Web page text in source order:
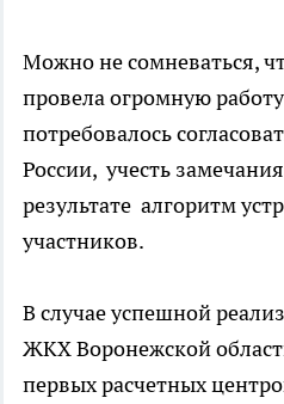
Можно не сомневаться,
провела огромную
потребовалось
России, учесть
результате алгоритм
участников.
В случае успешной
ЖКХ Воронежской
первых расчетных